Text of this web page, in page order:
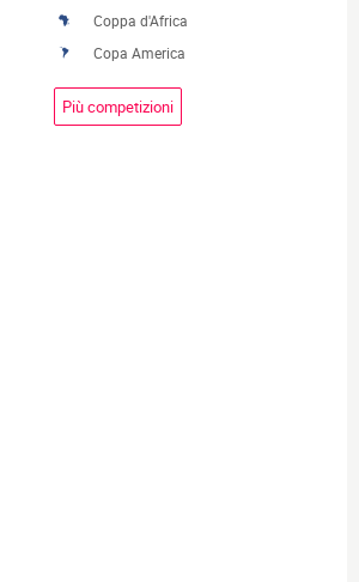
Coppa d'Africa
Copa America
Più competizioni